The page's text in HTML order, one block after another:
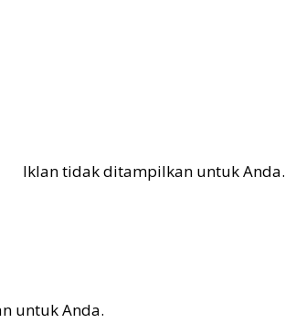
Iklan tidak ditampilkan untuk Anda.
untuk Anda.